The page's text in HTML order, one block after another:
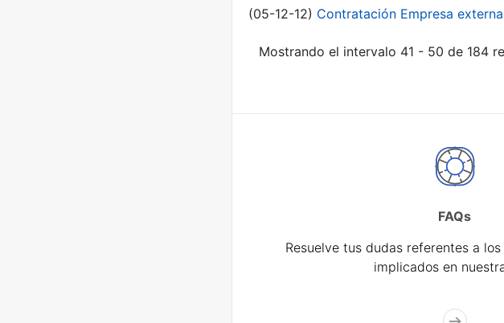
(05-12-12) Contratación Empresa
Mostrando el intervalo 41 - 50 de 184
FAQs
Resuelve tus dudas referentes a
implicados en